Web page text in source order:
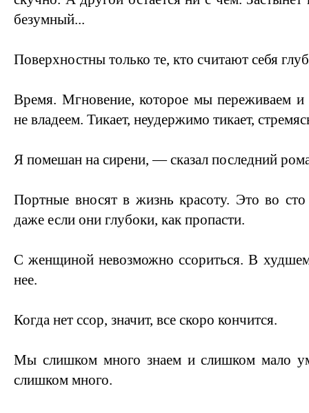
безумный...
Поверхностны только те, кто считают себя
Время. Мгновение, которое мы переживаем и
не владеем. Тикает, неудержимо тикает,
Я помешан на сирени, — сказал последний
Портные вносят в жизнь красоту. Это во сто
даже если они глубоки, как пропасти.
С женщиной невозможно ссориться. В
нее.
Когда нет ссор, значит, все скоро кончится.
Мы слишком много знаем и слишком мало
слишком много.